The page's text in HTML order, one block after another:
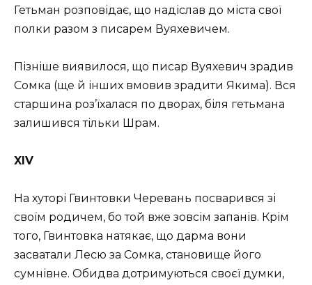
Гетьман розповідає, що надіслав до міста свої
полки разом з писарем Вуяхевичем.
Пізніше виявилося, що писар Вуяхевич зрадив
Сомка (ще й інших вмовив зрадити Якима). Вся
старшина роз’їхалася по дворах, біля гетьмана
залишився тільки Шрам.
XIV
На хуторі Гвинтовки Черевань посварився зі
своїм родичем, бо той вже зовсім запанів. Крім
того, Гвинтовка натякає, що дарма вони
засватали Лесю за Сомка, становище його
сумнівне. Обидва дотримуються своєї думки,